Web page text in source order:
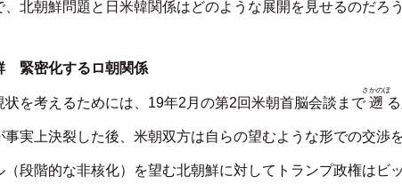
北朝鮮問題と日米韓関係はどのような展開を見せるのだろ
緊密化するロ朝関係
を考えるためには、19年2月の第2回米朝首脳会談まで 遡
さかのぼ
実上決裂した後、米朝双方は自らの望むような形での交渉
段階的な非核化）を望む北朝鮮に対してトランプ政権はビ